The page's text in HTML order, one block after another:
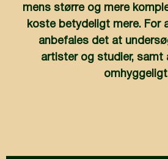
mens større og mere
koste betydeligt mere. For
anbefales det at
artister og studier,